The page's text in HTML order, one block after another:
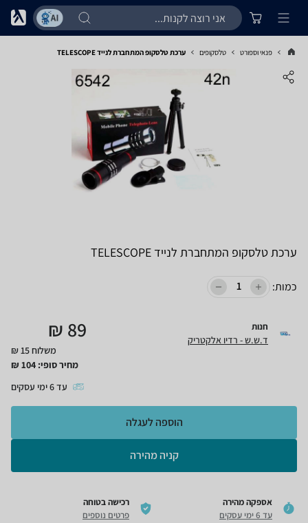
פנאי וספורט טלסקופים ערכת טלסקופ המתחברת לנייד TELESCOPE
ערכת טלסקופ המתחברת לנייד TELESCOPE
כמות:
חנות
ד.ש.ש - רדיו אלקטריק 89
₪
משלוח 15 ₪
מחיר סופי: 104
₪
עד6ימי עסקים
קניה מהירה
הוספה לעגלה
אספקה מהירה
עד 6 ימי עסקים
רכישה בטוחה
פרטים נוספים